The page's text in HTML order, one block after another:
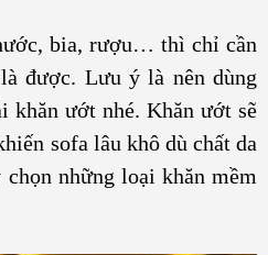
bia, rượu… thì chỉ cần
được. Lưu ý là nên dùng
khăn ướt nhé. Khăn ướt sẽ
sofa lâu khô dù chất da
những loại khăn mềm